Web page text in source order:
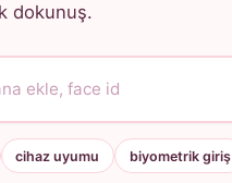
dokunuş.
cihaz uyumu biyometrik giriş